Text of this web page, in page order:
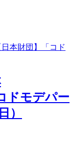
ドモデパー
）